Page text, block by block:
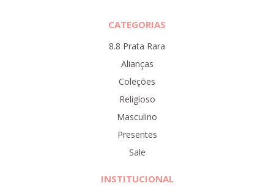
CATEGORIAS
8.8 Prata Rara
Alianças
Coleções
Religioso
Masculino
Presentes
Sale
INSTITUCIONAL